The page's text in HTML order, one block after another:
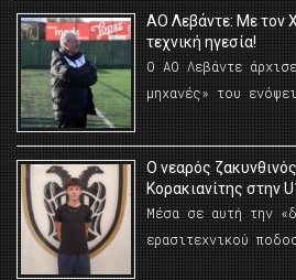
ΑΟ Λεβάντε: Με τον
τεχνική ηγεσία!
Ο ΑΟ Λεβάντε
μηχανές» του ενόψει
O νεαρός
Κορακιανίτης στην
Μέσα σε αυτή την
ερασιτεχνικού